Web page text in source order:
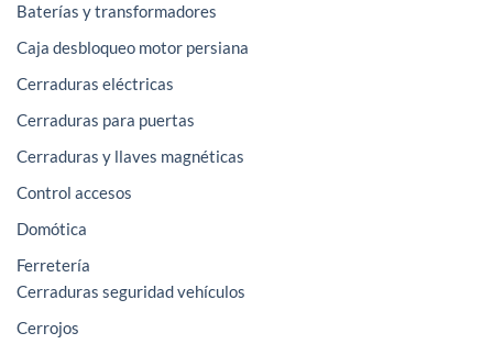
Baterías y transformadores
Caja desbloqueo motor persiana
Cerraduras eléctricas
Cerraduras para puertas
Cerraduras y llaves magnéticas
Control accesos
Domótica
Ferretería
Cerraduras seguridad vehículos
Cerrojos